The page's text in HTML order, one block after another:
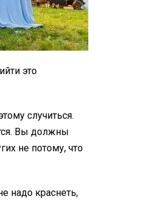
это
случиться.
Вы должны
не потому, что
надо краснеть,